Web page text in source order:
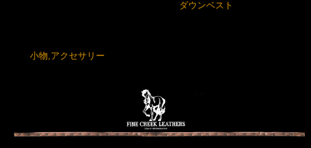
ダウンベスト
小物,アクセサリー